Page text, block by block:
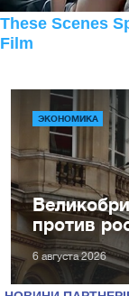
ЭКОНОМИКА
против
6 августа 2026